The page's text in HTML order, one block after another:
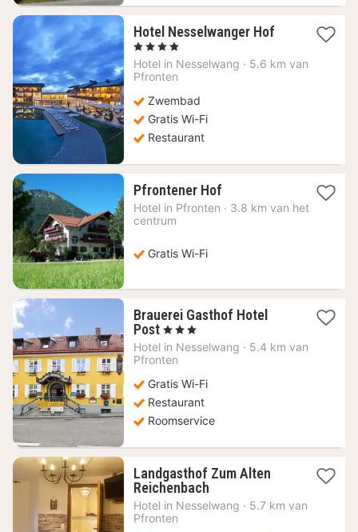
Hotel Nesselwanger Hof1
vanaf
, 4 Sterren
Hotel in Nesselwang · 5.6 km van
Pfronten
Zwembad
Gratis Wi-Fi
Restaurant
Pfrontener Hof1
nacht
Hotel in Pfronten · 3.8 km van het
centrum
Gratis Wi-Fi
Brauerei Gasthof Hotel
Post 1
nacht
vanaf
€
, 3 Sterren
Hotel in Nesselwang · 5.4 km van
Pfronten
Gratis Wi-Fi
Restaurant
Roomservice
Landgasthof Zum Alten
Reichenbach1
nacht
vanaf
Hotel in Nesselwang · 5.7 km van
Pfronten